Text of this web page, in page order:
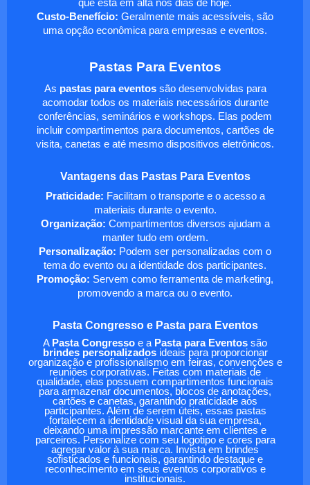
que está em alta nos dias de hoje.
Custo-Benefício: Geralmente mais acessíveis, são
uma opção econômica para empresas e eventos.
Pastas Para Eventos
As pastas para eventossão desenvolvidas para
acomodar todos os materiais necessários durante
conferências, seminários e workshops. Elas podem
incluir compartimentos para documentos, cartões de
visita, canetas e até mesmo dispositivos eletrônicos.
Vantagens das Pastas Para Eventos
Praticidade: Facilitam o transporte e o acesso a
materiais durante o evento.
Organização: Compartimentos diversos ajudam a
manter tudo em ordem.
Personalização: Podem ser personalizadas com o
tema do evento ou a identidade dos participantes.
Promoção: Servem como ferramenta de marketing,
promovendo a marca ou o evento.
Pasta Congresso e Pasta para Eventos
A Pasta Congresso e a Pasta para Eventos são
brindes personalizadosideais para proporcionar
organização e profissionalismo em feiras, convenções e
reuniões corporativas. Feitas com materiais de
qualidade, elas possuem compartimentos funcionais
para armazenar documentos, blocos de anotações,
cartões e canetas, garantindo praticidade aos
participantes. Além de serem úteis, essas pastas
fortalecem a identidade visual da sua empresa,
deixando uma impressão marcante em clientes e
parceiros. Personalize com seu logotipo e cores para
agregar valor à sua marca. Invista em brindes
sofisticados e funcionais, garantindo destaque e
reconhecimento em seus eventos corporativos e
institucionais.